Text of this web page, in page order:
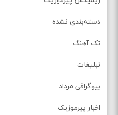
دسته‌بندی نشده
تک آهنگ
تبلیغات
بیوگرافی مرداد
اخبار پیرموزیک